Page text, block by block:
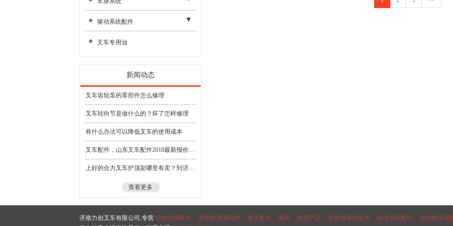
- 新柴495/498
- 全柴490
- 新柴490/A/C/B
- 朝柴6102
- 锡柴4DX23
- 水箱
- 水管
- 空气滤芯 柴油滤芯 机油滤芯
- 真空助力器
- 转向器/方向机
- 升降油缸
- 转向桥体
- 转向轮毂
- 转向连杆及连杆销
- 转向管柱
- 支撑杆
驱动系统配件
- 其他附件
- 差速器配件
- 驱动桥壳
- 驱动轮毂
叉车专用油
新闻动态
叉车齿轮泵的零部件怎么修理
叉车转向节是做什么的？坏了怎样修理
有什么办法可以降低叉车的使用成本
叉车配件，山东叉车配件2018最新报价【品牌信赖】
上好的合力叉车护顶架哪里有卖？到济南力创来寻找
查看更多
济南力创叉车有限公司,专营 轮胎轮辋配件 合肥长源液压件 电叉配件 属具 推荐产品 变速箱系统配件 制动系统配件 发动机系统